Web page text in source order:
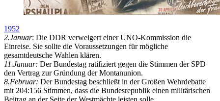
1952
2.Januar: Die DDR verweigert einer UNO-Kommission die
Einreise. Sie sollte die Voraussetzungen für mögliche
gesamtdeutsche Wahlen klären.
11.Januar: Der Bundestag ratifiziert gegen die Stimmen der SPD
den Vertrag zur Gründung der Montanunion.
8.Februar: Der Bundestag beschließt in der Großen Wehrdebatte
mit 204:156 Stimmen, dass die Bundesrepublik einen militärischen